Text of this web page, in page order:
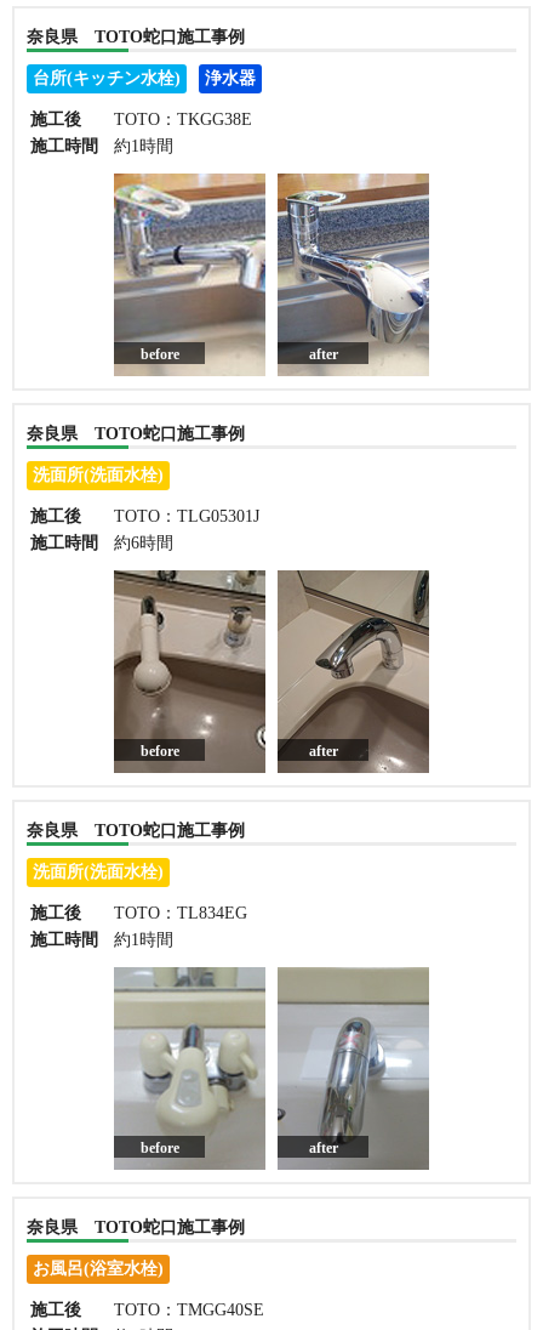
奈良県 TOTO蛇口施工事例
台所(キッチン水栓) 浄水器
施工後
TOTO：TKGG38E
施工時間
約1時間
before after
奈良県 TOTO蛇口施工事例
洗面所(洗面水栓)
施工後
TOTO：TLG05301J
施工時間
約6時間
before after
奈良県 TOTO蛇口施工事例
洗面所(洗面水栓)
施工後
TOTO：TL834EG
施工時間
約1時間
before after
奈良県 TOTO蛇口施工事例
お風呂(浴室水栓)
施工後
TOTO：TMGG40SE